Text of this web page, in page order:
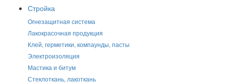
Стройка
Огнезащитная система
Лакокрасочная продукция
Клей, герметики, компаунды, пасты
Электроизоляция
Мастика и битум
Стеклоткань, лакоткань